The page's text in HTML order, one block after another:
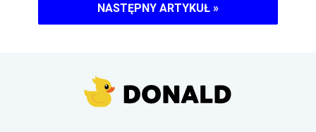
NASTĘPNY ARTYKUŁ »